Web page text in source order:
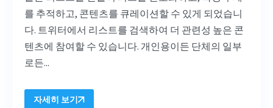
를 추적하고, 콘텐츠를 큐레이션할 수 있게 되었습니
다. 트위터에서 리스트를 검색하여 더 관련성 높은 콘
텐츠에 참여할 수 있습니다. 개인용이든 단체의 일부
로든...
자세히 보기